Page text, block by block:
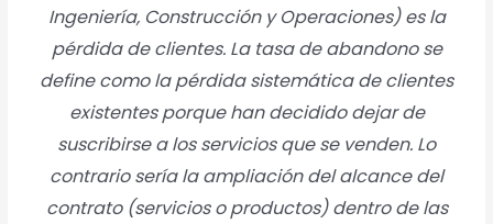
Ingeniería, Construcción y Operaciones) es la
pérdida de clientes. La tasa de abandono se
define como la pérdida sistemática de clientes
existentes porque han decidido dejar de
suscribirse a los servicios que se venden. Lo
contrario sería la ampliación del alcance del
contrato (servicios o productos) dentro de las